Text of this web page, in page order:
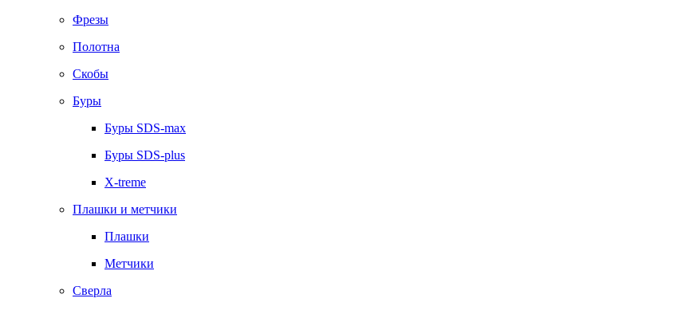
Фрезы
Полотна
Скобы
Буры
Буры SDS-max
Буры SDS-plus
X-treme
Плашки и метчики
Плашки
Метчики
Сверла